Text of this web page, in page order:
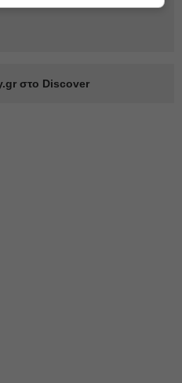
στο Discover